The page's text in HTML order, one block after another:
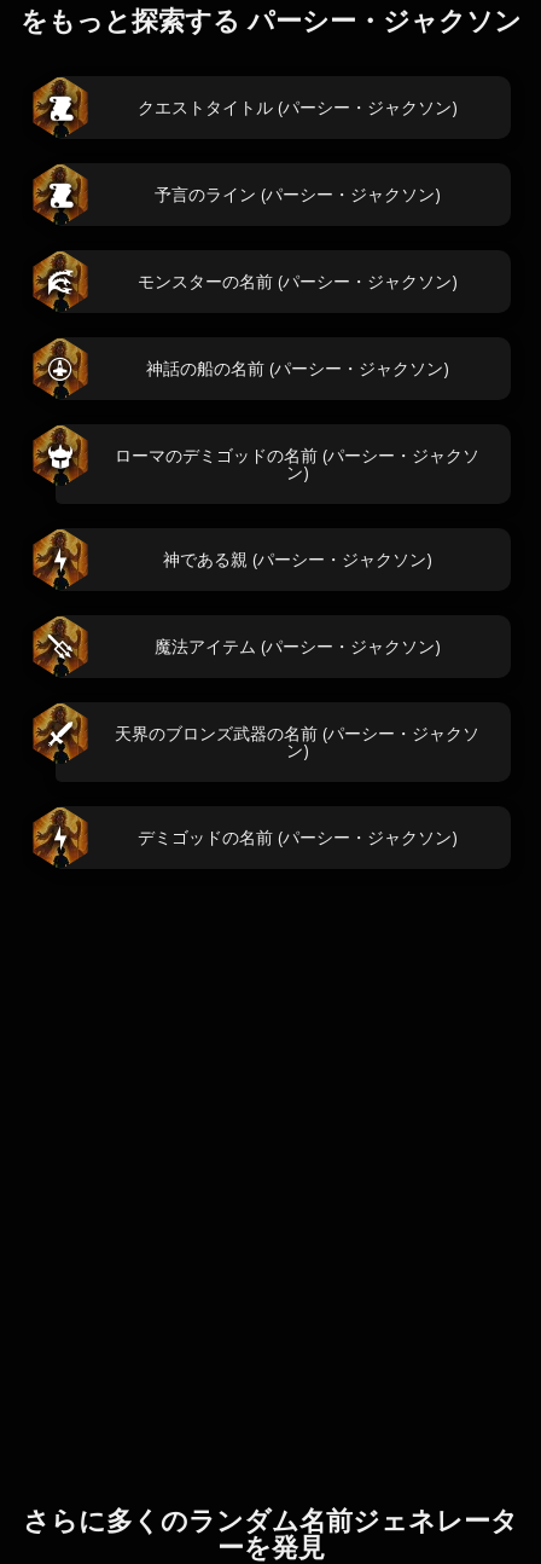
をもっと探索する パーシー・ジャクソン
クエストタイトル (パーシー・ジャクソン)
予言のライン (パーシー・ジャクソン)
モンスターの名前 (パーシー・ジャクソン)
神話の船の名前 (パーシー・ジャクソン)
ローマのデミゴッドの名前 (パーシー・ジャクソ
ン)
神である親 (パーシー・ジャクソン)
魔法アイテム (パーシー・ジャクソン)
天界のブロンズ武器の名前 (パーシー・ジャクソ
ン)
デミゴッドの名前 (パーシー・ジャクソン)
さらに多くのランダム名前ジェネレータ
ーを発見